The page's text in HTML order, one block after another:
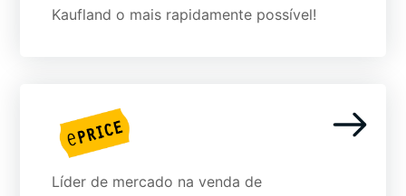
Kaufland o mais rapidamente possível!
Líder de mercado na venda de